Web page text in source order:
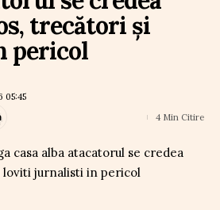
trecători și
pericol
05:45
4 Min Citire